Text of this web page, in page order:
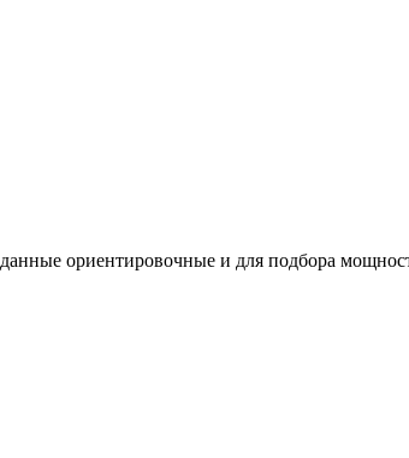
данные ориентировочные и для подбора